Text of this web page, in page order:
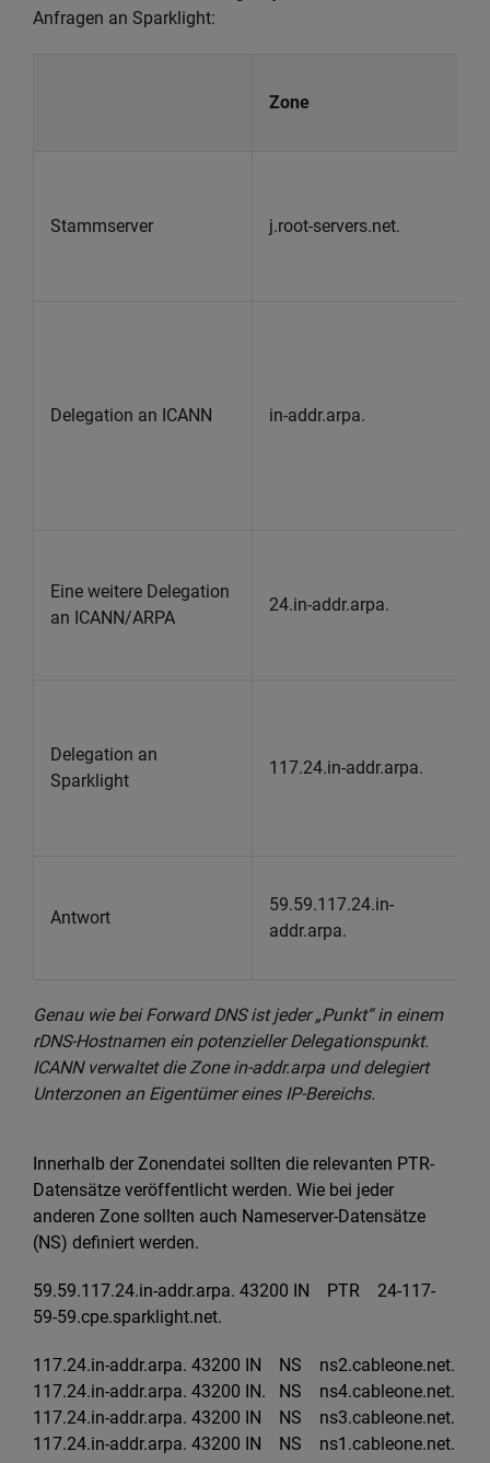
Anfragen an Sparklight:
Zone
Stammserver j.root-servers.net.
Delegation an ICANN in-addr.arpa.
Eine weitere Delegation
an ICANN/ARPA
24.in-addr.arpa.
Delegation an
Sparklight
117.24.in-addr.arpa.
Antwort
59.59.117.24.in-
addr.arpa.
Genau wie bei Forward DNS ist jeder „Punkt“ in einem
rDNS-Hostnamen ein potenzieller Delegationspunkt.
ICANN verwaltet die Zone in-addr.arpa und delegiert
Unterzonen an Eigentümer eines IP-Bereichs.
Innerhalb der Zonendatei sollten die relevanten PTR-
Datensätze veröffentlicht werden. Wie bei jeder
anderen Zone sollten auch Nameserver-Datensätze
(NS) definiert werden.
59.59.117.24.in-addr.arpa. 43200 IN PTR 24-117-
59-59.cpe.sparklight.net.
117.24.in-addr.arpa. 43200 IN NS ns2.cableone.net.
117.24.in-addr.arpa. 43200 IN. NS ns4.cableone.net.
117.24.in-addr.arpa. 43200 IN NS ns3.cableone.net.
117.24.in-addr.arpa. 43200 IN NS ns1.cableone.net.